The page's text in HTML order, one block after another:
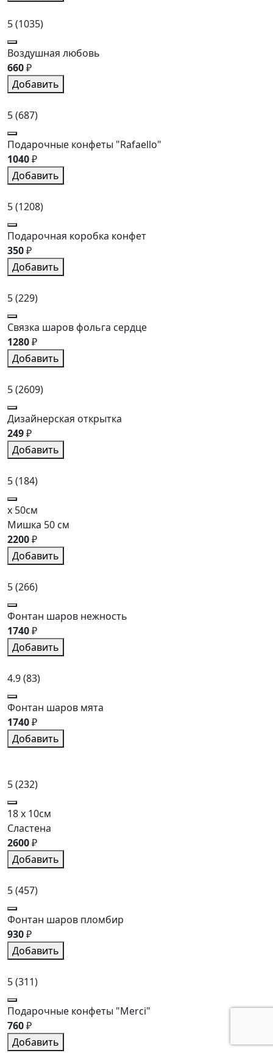
5(1035)
Воздушная любовь
660₽
Добавить
5(687)
Подарочные конфеты "Rafaello"
1040₽
Добавить
5(1208)
Подарочная коробка конфет
350₽
Добавить
5(229)
Связка шаров фольга сердце
1280₽
Добавить
5(2609)
Дизайнерская открытка
249₽
Добавить
5(184)
x 50см
Мишка 50 см
2200₽
Добавить
5(266)
Фонтан шаров нежность
1740₽
Добавить
4.9(83)
Фонтан шаров мята
1740₽
Добавить
5(232)
18 x 10см
Сластена
2600₽
Добавить
5(457)
Фонтан шаров пломбир
930₽
Добавить
5(311)
Подарочные конфеты "Merci"
760₽
Добавить